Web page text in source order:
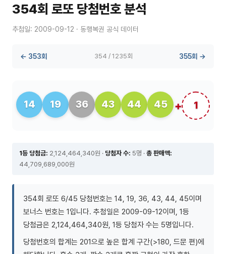
354회 로또 당첨번호 분석
추첨일: 2009-09-12 · 동행복권 공식 데이터
← 353회 354 / 1235회 355회 →
14 19 36 43 44 45 1
1등 당첨금: 2,124,464,340원 · 당첨자 수: 5명 · 총 판매액:
44,709,689,000원
354회 로또 6/45 당첨번호는 14, 19, 36, 43, 44, 45이며
보너스 번호는 1입니다. 추첨일은 2009-09-12이며, 1등
당첨금은 2,124,464,340원, 1등 당첨자 수는 5명입니다.
당첨번호의 합계는 201으로 높은 합계 구간(>180, 드문 편)에